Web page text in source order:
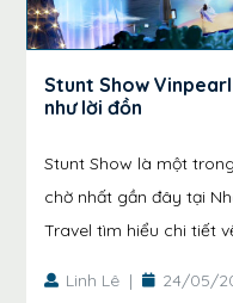
Stunt Show
như lời đồn
Stunt Show là một
chờ nhất gần đây tại
Travel tìm hiểu chi tiết
Linh Lê | 24/05/